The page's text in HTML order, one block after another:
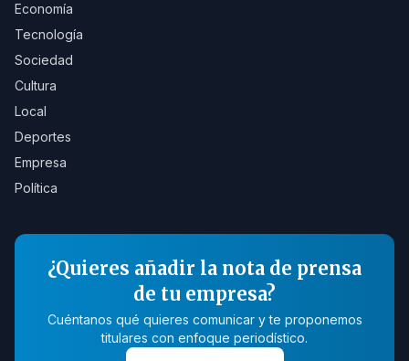
Economía
Tecnología
Sociedad
Cultura
Local
Deportes
Empresa
Política
¿Quieres añadir la nota de prensa
de tu empresa?
Cuéntanos qué quieres comunicar y te proponemos
titulares con enfoque periodístico.